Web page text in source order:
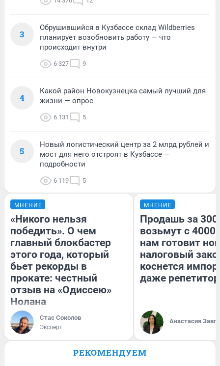
3
Обрушившийся в Кузбассе склад Wildberries
планирует возобновить работу — что
происходит внутри
6 327 9
4
Какой район Новокузнецка самый лучший для
жизни — опрос
6 131 5
5
Новый логистический центр за 2 млрд рублей и
мост для него отстроят в Кузбассе —
подробности
6 119 5
МНЕНИЕ
«Никого нельзя
победить». О чем
главный блокбастер
этого года, который
бьет рекорды в
прокате: честный
отзыв на «Одиссею»
Нолана
Стас Соколов
Эксперт
МНЕНИЕ
Продашь за
возьмут с
нам готовит
налоговый
коснется
даже
Анастасия
РЕКОМЕНДУЕМ